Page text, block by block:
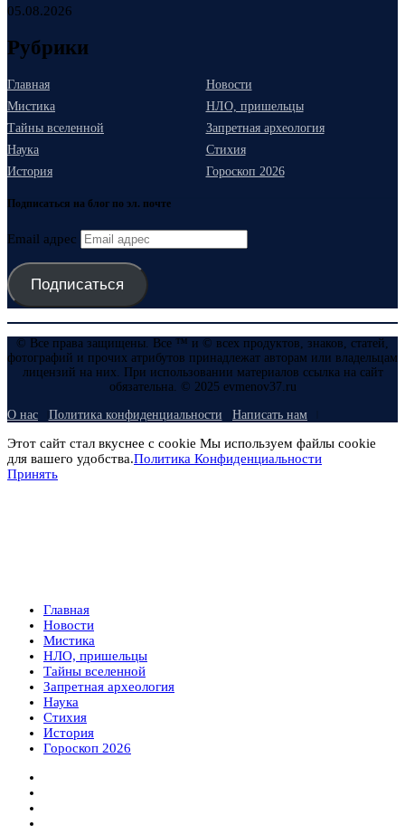
05.08.2026
Рубрики
Главная
Новости
Мистика
НЛО, пришельцы
Тайны вселенной
Запретная археология
Наука
Стихия
История
Гороскоп 2026
Подписаться на блог по эл. почте
Email адрес
Подписаться
© Все права защищены. Все ™ и © всех продуктов, знаков, статей,
фотографий и прочих атрибутов принадлежат авторам или владельцам
лицензий на них. При использовании материалов ссылка на сайт
обязательна. © 2025 evmenov37.ru
О нас Политика конфиденциальности Написать нам
Этот сайт стал вкуснее с cookie Мы используем файлы cookie
для вашего удобства.Политика Конфиденциальности
Принять
Главная
Новости
Мистика
НЛО, пришельцы
Тайны вселенной
Запретная археология
Наука
Стихия
История
Гороскоп 2026